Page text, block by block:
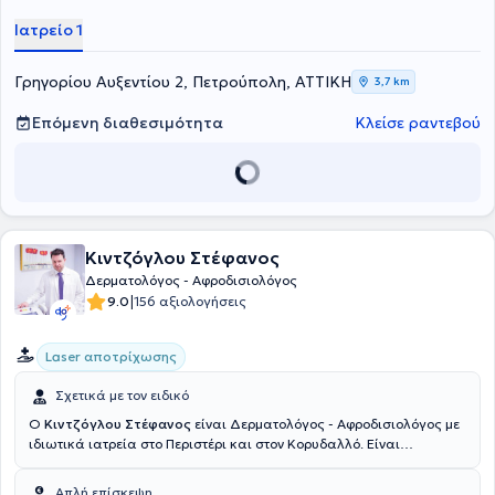
Ιατρείο 1
Γρηγορίου Αυξεντίου 2, Πετρούπολη, ΑΤΤΙΚΗ 3,7 km
Επόμενη διαθεσιμότητα Κλείσε ραντεβού
Κιντζόγλου Στέφανος
Δερματολόγος - Αφροδισιολόγος
9.0|156 αξιολογήσεις
Laser αποτρίχωσης
Σχετικά με τον ειδικό
Ο Κιντζόγλου Στέφανος είναι Δερματολόγος - Αφροδισιολόγος με
ιδιωτικά ιατρεία στο Περιστέρι και στον Κορυδαλλό. Είναι
προσώπου και μεσοθεραπείας προσώπου και σώματος. Ο γιατρός